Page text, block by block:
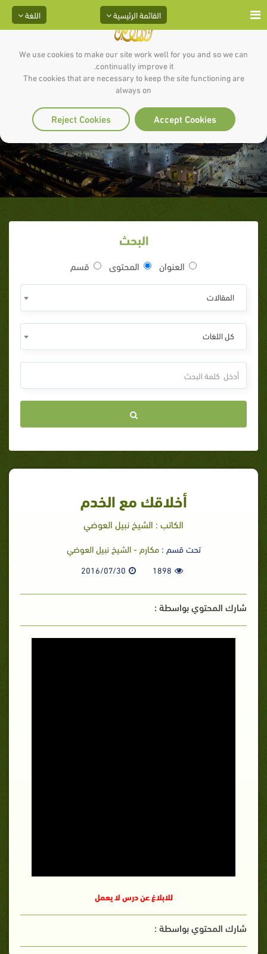
We use cookies to make our site work well for you and so we can
continually improve it.
The cookies that are necessary to keep the site functioning are
always on
Accept Cookies
Reject Cookies
اللغة القائمة الرئيسية
أخلاقك مع الخدم
البحث
العنوان المحتوى قسم
المقالات
كل اللغات
أخلاقك مع الخدم
الكاتب : الشيخ نبيل العوضي
تحت قسم :مكارم - الشيخ نبيل العوضي
1898
2016/07/30
شارك المحتوي بواسطة :
للابلاغ عن درس لا يعمل
شارك المحتوي بواسطة :